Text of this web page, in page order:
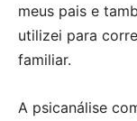
meus pais e
utilizei para
familiar.
A psicanálise